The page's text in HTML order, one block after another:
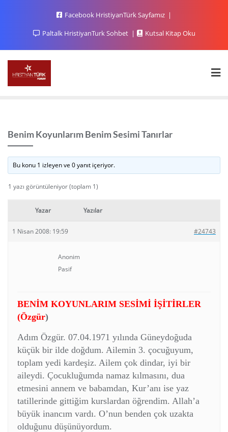
Facebook HristiyanTürk Sayfamız
Paltalk HristiyanTurk Sohbet
Kutsal Kitap Oku
Benim Koyunlarım Benim Sesimi Tanırlar
Bu konu 1 izleyen ve 0 yanıt içeriyor.
1 yazı görüntüleniyor (toplam 1)
Yazar Yazılar
1 Nisan 2008: 19:59 #24743
Anonim
Pasif
BENİM KOYUNLARIM SESİMİ İŞİTİRLER
(Özgür)
Adım Özgür. 07.04.1971 yılında Güneydoğuda
küçük bir ilde doğdum. Ailemin 3. çocuğuyum,
toplam yedi kardeşiz. Ailem çok dindar, iyi bir
aileydi. Çocukluğumda namaz kılmasını, dua
etmesini annem ve babamdan, Kur’anı ise yaz
tatillerinde gittiğim kurslardan öğrendim. Allah’a
büyük inancım vardı. O’nun benden çok uzakta
olduğunu düşünüyordum.